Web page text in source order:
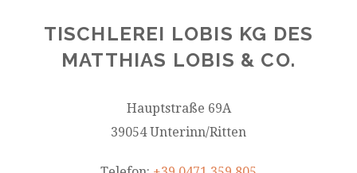
TISCHLEREI LOBIS KG DES
MATTHIAS LOBIS & CO.
Hauptstraße 69A
39054 Unterinn/Ritten